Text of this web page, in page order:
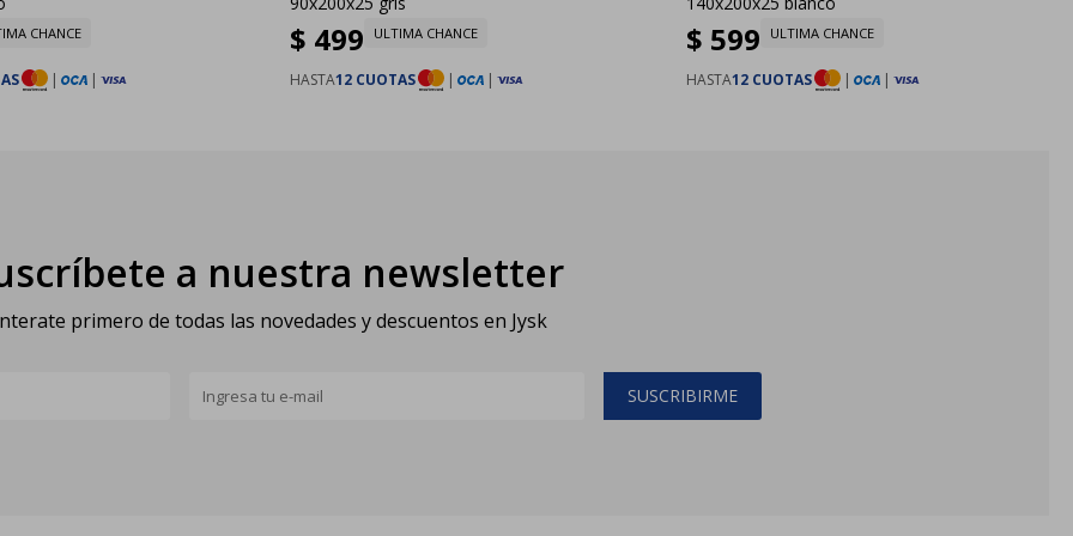
CHANCE
| |
$ 499 ULTIMA CHANCE
HASTA12 CUOTAS | |
$ 599 ULTIMA CHANCE
HASTA12 CUOTAS | |
a nuestra newsletter
primero de todas las novedades y descuentos en Jysk
SUSCRIBIRME